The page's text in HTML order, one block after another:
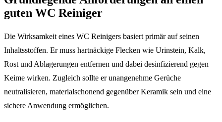
guten WC Reiniger
Die Wirksamkeit eines WC Reinigers basiert primär auf seinen
Inhaltsstoffen. Er muss hartnäckige Flecken wie Urinstein, Kalk,
Rost und Ablagerungen entfernen und dabei desinfizierend gegen
Keime wirken. Zugleich sollte er unangenehme Gerüche
neutralisieren, materialschonend gegenüber Keramik sein und eine
sichere Anwendung ermöglichen.